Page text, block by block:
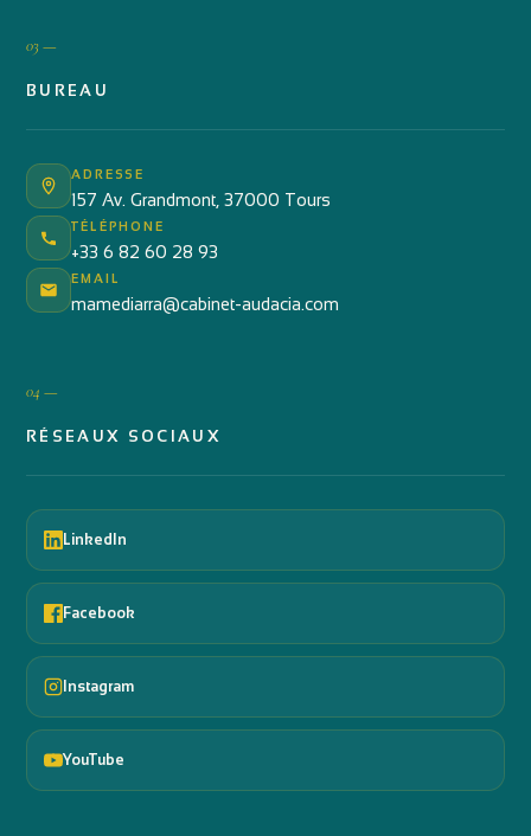
03 —
BUREAU
ADRESSE
157 Av. Grandmont, 37000 Tours
TÉLÉPHONE
+33 6 82 60 28 93
EMAIL
mamediarra@cabinet-audacia.com
04 —
RÉSEAUX SOCIAUX
LinkedIn
Facebook
Instagram
YouTube